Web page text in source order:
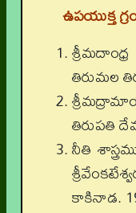
ఉపయుక్త
తిరుమల
తిరుపతి
నీతి
కాకినాడ.